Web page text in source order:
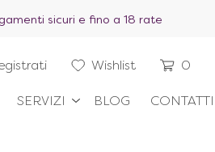
sicuri e fino a 18 rate
SERVIZI BLOG CONTATTI
Wishlist 0